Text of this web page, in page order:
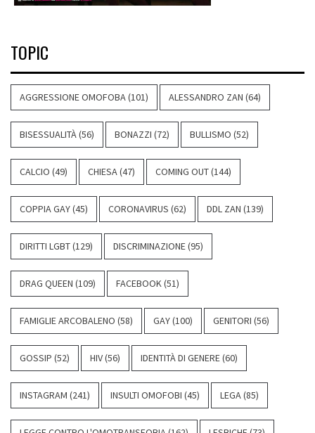
TOPIC
AGGRESSIONE OMOFOBA(101) ALESSANDRO ZAN (64)
BISESSUALITÀ(56) BONAZZI (72) BULLISMO (52)
CALCIO (49) CHIESA(47) COMING OUT(144)
COPPIA GAY(45) CORONAVIRUS (62) DDL ZAN (139)
DIRITTI LGBT(129) DISCRIMINAZIONE(95)
DRAG QUEEN (109) FACEBOOK(51)
FAMIGLIE ARCOBALENO (58) GAY(100) GENITORI (56)
GOSSIP (52) HIV(56) IDENTITÀ DI GENERE(60)
INSTAGRAM (241) INSULTI OMOFOBI (45) LEGA(85)